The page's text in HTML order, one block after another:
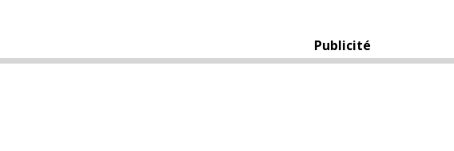
Publicité